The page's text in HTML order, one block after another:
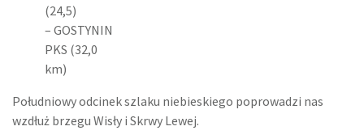
(24,5)
– GOSTYNIN
PKS (32,0
km)
Południowy odcinek szlaku niebieskiego poprowadzi nas
wzdłuż brzegu Wisły i Skrwy Lewej.